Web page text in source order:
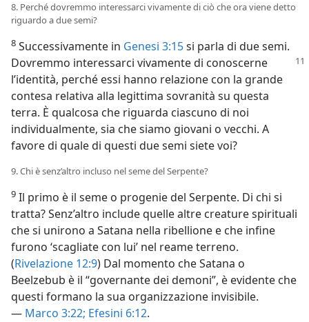
8. Perché dovremmo interessarci vivamente di ciò che ora viene detto
riguardo a due semi?
8 Successivamente in Genesi 3:15si parla di due semi.
Dovremmo interessarci vivamentedi conoscerne
l’identità, perché essi hanno relazione con la grande
contesa relativa alla legittima sovranità su questa
terra. È qualcosa che riguarda ciascuno di noi
individualmente, sia che siamo giovani o vecchi. A
favore di quale di questi due semi siete voi?
9. Chi è senz’altro incluso nel seme del Serpente?
9 Il primo è il seme o progenie del Serpente. Di chi si
tratta? Senz’altro include quelle altre creature spirituali
che si unirono a Satana nella ribellione e che infine
furono ‘scagliate con lui’ nel reame terreno.
(Rivelazione 12:9) Dal momento che Satana o
Beelzebub è il “governante dei demoni”, è evidente che
questi formano la sua organizzazione invisibile.
— Marco 3:22; Efesini 6:12.